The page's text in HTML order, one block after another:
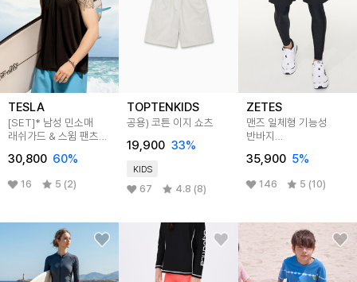
TESLA
[SET]* 남성 민소매
래쉬가드 & 스윔 팬츠
30,800 60%
16 5 (2)
TOPTENKIDS
공용) 코튼 이지 쇼츠
19,900 33%
KIDS
67 4.8 (8)
ZETES
맨즈 일체형 기능성
반바지
35,900 5%
146 5 (10)